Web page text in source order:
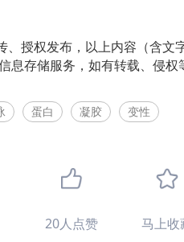
、授权发布，以上内容（含
息存储服务，如有转载、侵
蛋白 凝胶 变性
20人点赞 马上收